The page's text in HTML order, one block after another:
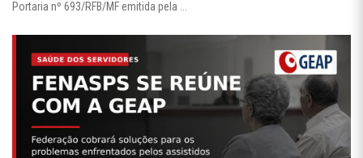
Portaria nº 693/RFB/MF emitida pela ...